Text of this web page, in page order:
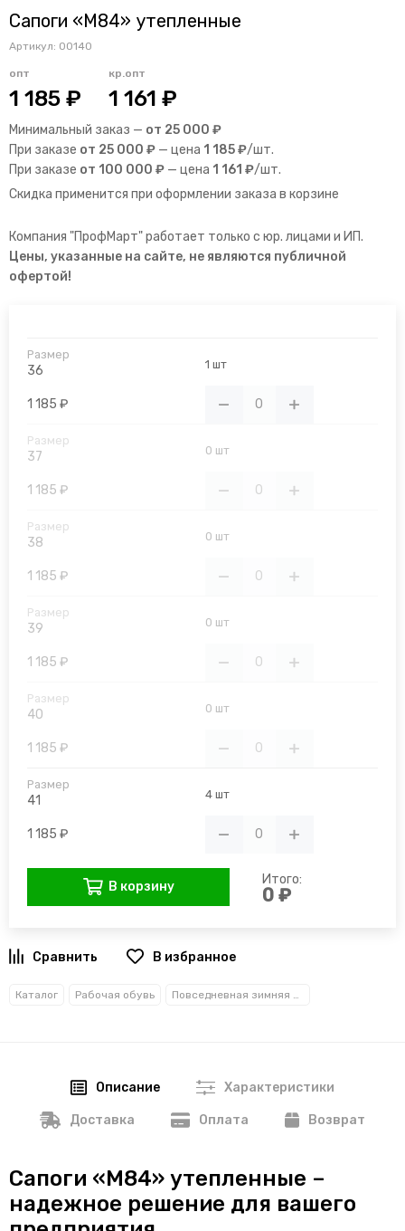
Сапоги «М84» утепленные
Артикул: 00140
опт
1 185 ₽
кр.опт
1 161 ₽
Минимальный заказ — от 25 000 ₽
При заказе от 25 000 ₽ — цена 1 185 ₽/шт.
При заказе от 100 000 ₽ — цена 1 161 ₽/шт.
Скидка применится при оформлении заказа в корзине
Компания "ПрофМарт" работает только с юр. лицами и ИП.
Цены, указанные на сайте, не являются публичной
офертой!
36 1 шт
1 185 ₽
37 0 шт
1 185 ₽
38 0 шт
1 185 ₽
39 0 шт
1 185 ₽
40 0 шт
1 185 ₽
41 4 шт
1 185 ₽
В корзину Итого:
0 ₽
В избранное
Каталог Рабочая обувь Повседневная зимняя обувь
Описание Характеристики
Доставка Оплата Возврат
Сапоги «М84» утепленные –
надежное решение для вашего